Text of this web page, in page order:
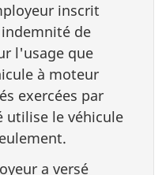
inscrit
de
l'usage que
à moteur
exercées par
utilise le véhicule
a versé